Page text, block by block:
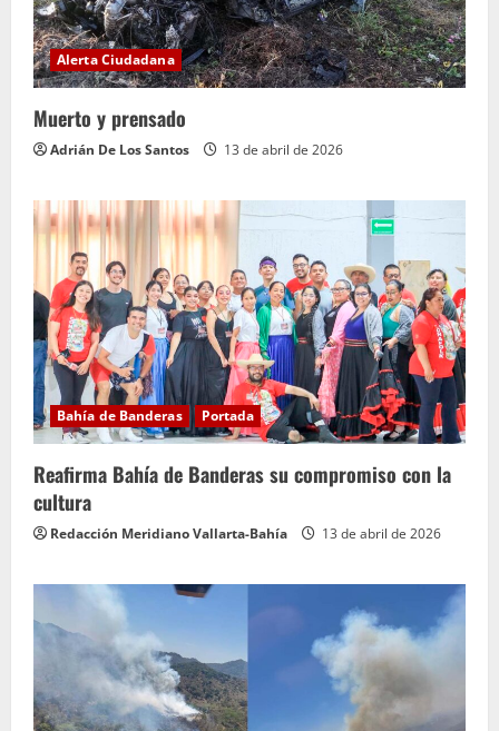
Alerta Ciudadana
Muerto y prensado
Adrián De Los Santos 13 de abril de 2026
Bahía de Banderas Portada
Reafirma Bahía de Banderas su compromiso con la
cultura
Redacción Meridiano Vallarta-Bahía 13 de abril de 2026